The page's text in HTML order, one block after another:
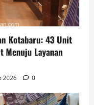
Kotabaru: 43 Unit
Layanan
2026 0